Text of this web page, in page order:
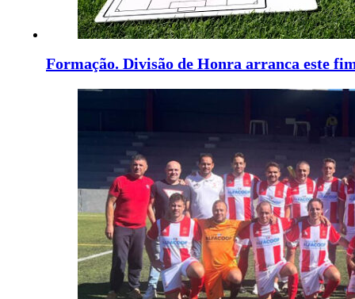
Formação. Divisão de Honra arranca este